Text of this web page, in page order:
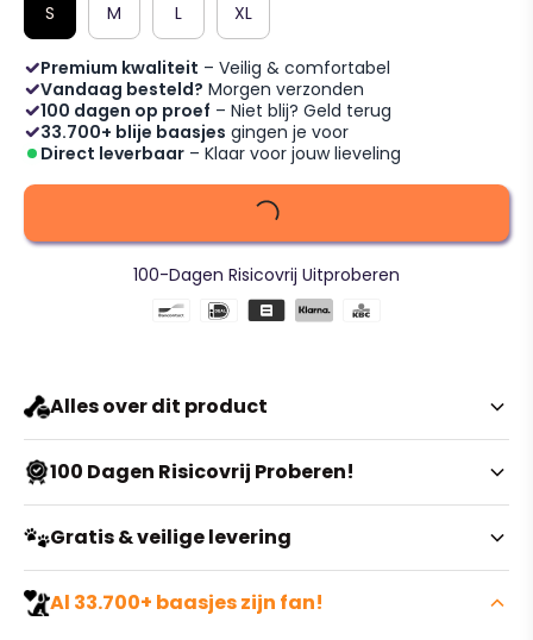
S M L XL
Premium kwaliteit – Veilig & comfortabel
Vandaag besteld? Morgen verzonden
100 dagen op proef – Niet blij? Geld terug
33.700+ blije baasjes gingen je voor
Direct leverbaar – Klaar voor jouw lieveling
100-Dagen Risicovrij Uitproberen
Alles over dit product
Rain or shine with non-slip
rubber rain shoes for dogs and
cats - protect their paws!
100 Dagen Risicovrij Proberen!
Twijfel je nog over de kleur of maat? Geen enkel
om je bestelling te ruilen of retourneren
wat we vragen is dat het artikel ongebruikt, ongedragen
Gratis & veilige levering
Geen onverwachte kosten bij het afrekenen. Wij bieden
Al 33.700+ baasjes zijn fan!